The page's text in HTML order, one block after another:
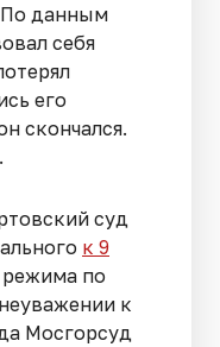
данным
себя
его
скончался.
суд
к 9
режима по
к
Мосгорсуд